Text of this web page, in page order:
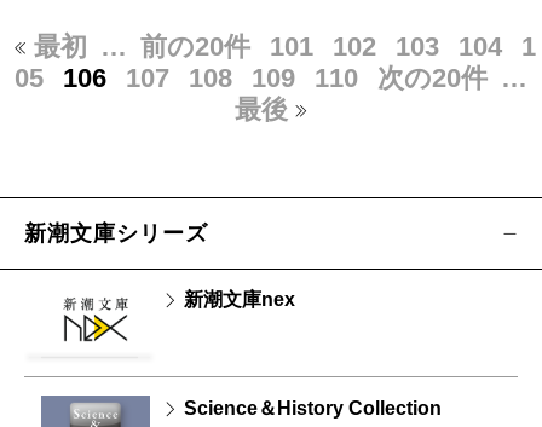
最初 … 前の20件 101 102 103 104
1
05
106 107 108 109 110 次の20件 …
最後
新潮文庫シリーズ
新潮文庫nex
Science＆History Collection